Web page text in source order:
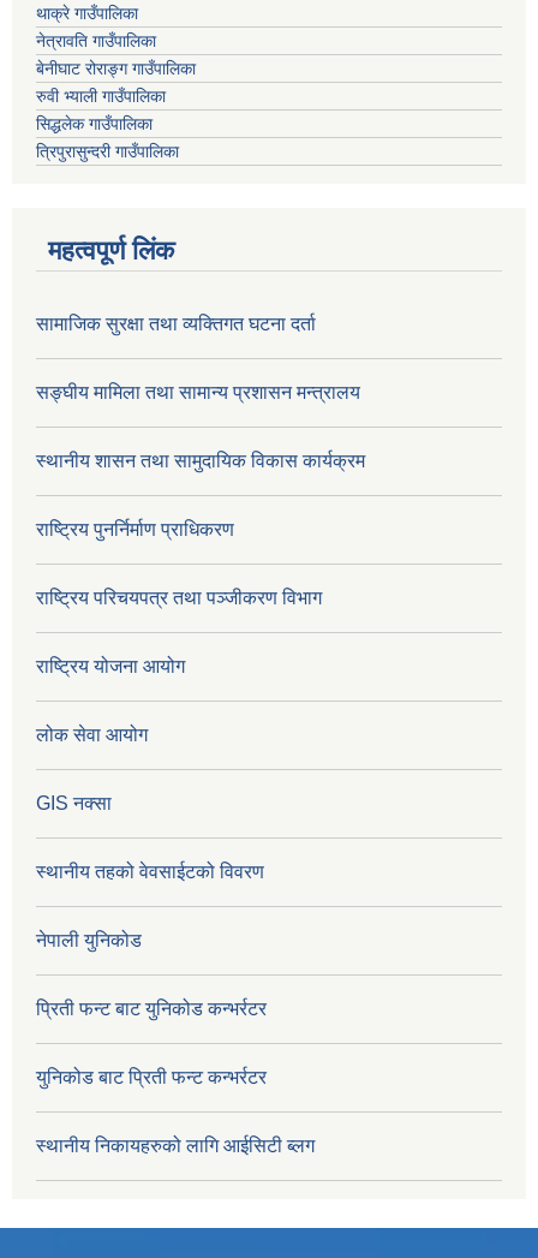
थाक्रे गाउँपालिका
नेत्रावति गाउँपालिका
बेनीघाट रोराङ्ग गाउँपालिका
रुवी भ्याली गाउँपालिका
सिद्धलेक गाउँपालिका
त्रिपुरासुन्दरी गाउँपालिका
महत्वपूर्ण लिंक
सामाजिक सुरक्षा तथा व्यक्तिगत घटना दर्ता
सङ्घीय मामिला तथा सामान्य प्रशासन मन्त्रालय
स्थानीय शासन तथा सामुदायिक विकास कार्यक्रम
राष्ट्रिय पुनर्निर्माण प्राधिकरण
राष्ट्रिय परिचयपत्र तथा पञ्जीकरण विभाग
राष्ट्रिय योजना आयोग
लोक सेवा आयोग
GIS नक्सा
स्थानीय तहको वेवसाईटको विवरण
नेपाली युनिकोड
प्रिती फन्ट बाट युनिकोड कन्भर्रटर
युनिकोड बाट प्रिती फन्ट कन्भर्रटर
स्थानीय निकायहरुको लागि आईसिटी ब्लग